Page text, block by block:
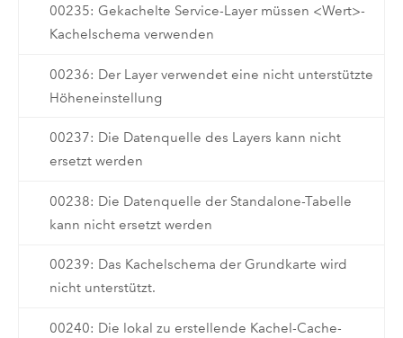
00235: Gekachelte Service-Layer müssen <Wert>-
Kachelschema verwenden
00236: Der Layer verwendet eine nicht unterstützte
Höheneinstellung
00237: Die Datenquelle des Layers kann nicht
ersetzt werden
00238: Die Datenquelle der Standalone-Tabelle
kann nicht ersetzt werden
00239: Das Kachelschema der Grundkarte wird
nicht unterstützt.
00240: Die lokal zu erstellende Kachel-Cache-